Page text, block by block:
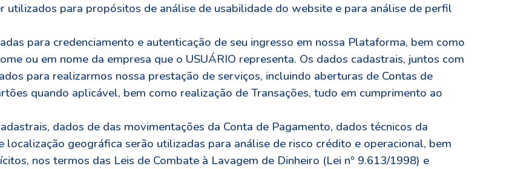
utilizados para propósitos de análise de usabilidade do website e para análise de perfil
para credenciamento e autenticação de seu ingresso em nossa Plataforma, bem como
ou em nome da empresa que o USUÁRIO representa. Os dados cadastrais, juntos com
para realizarmos nossa prestação de serviços, incluindo aberturas de Contas de
quando aplicável, bem como realização de Transações, tudo em cumprimento ao
dados de das movimentações da Conta de Pagamento, dados técnicos da
geográfica serão utilizadas para análise de risco crédito e operacional, bem
nos termos das Leis de Combate à Lavagem de Dinheiro (Lei nº 9.613/1998) e